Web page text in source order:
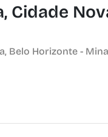
Belo Horizonte -